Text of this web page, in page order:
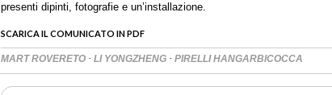
presenti dipinti, fotografie e un’installazione.
SCARICA IL COMUNICATO IN PDF
MART ROVERETO · LI YONGZHENG · PIRELLI HANGARBICOCCA